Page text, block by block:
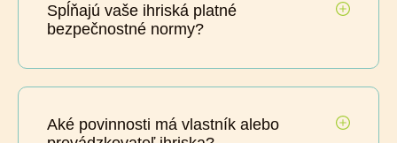
Spĺňajú vaše ihriská platné
bezpečnostné normy?
Aké povinnosti má vlastník alebo